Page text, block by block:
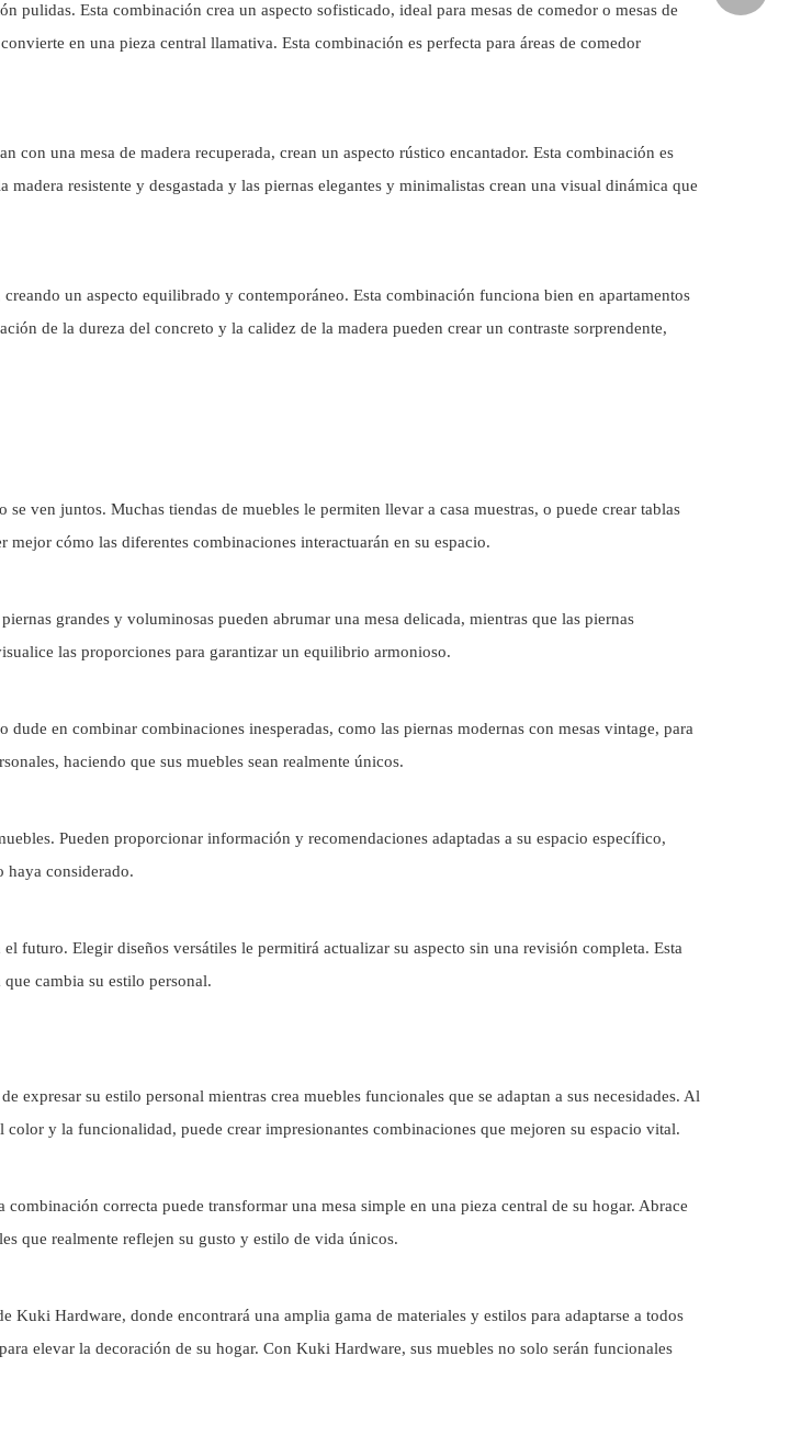
pulidas. Esta combinación crea un aspecto sofisticado, ideal para mesas de comedor o mesas de
en una pieza central llamativa. Esta combinación es perfecta para áreas de comedor
una mesa de madera recuperada, crean un aspecto rústico encantador. Esta combinación es
resistente y desgastada y las piernas elegantes y minimalistas crean una visual dinámica que
un aspecto equilibrado y contemporáneo. Esta combinación funciona bien en apartamentos
de la dureza del concreto y la calidez de la madera pueden crear un contraste sorprendente,
ven juntos. Muchas tiendas de muebles le permiten llevar a casa muestras, o puede crear tablas
cómo las diferentes combinaciones interactuarán en su espacio.
grandes y voluminosas pueden abrumar una mesa delicada, mientras que las piernas
las proporciones para garantizar un equilibrio armonioso.
en combinar combinaciones inesperadas, como las piernas modernas con mesas vintage, para
haciendo que sus muebles sean realmente únicos.
Pueden proporcionar información y recomendaciones adaptadas a su espacio específico,
haya considerado.
futuro. Elegir diseños versátiles le permitirá actualizar su aspecto sin una revisión completa. Esta
cambia su estilo personal.
expresar su estilo personal mientras crea muebles funcionales que se adaptan a sus necesidades. Al
y la funcionalidad, puede crear impresionantes combinaciones que mejoren su espacio vital.
correcta puede transformar una mesa simple en una pieza central de su hogar. Abrace
que realmente reflejen su gusto y estilo de vida únicos.
Kuki Hardware, donde encontrará una amplia gama de materiales y estilos para adaptarse a todos
elevar la decoración de su hogar. Con Kuki Hardware, sus muebles no solo serán funcionales